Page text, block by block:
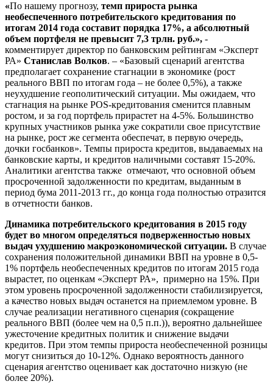
«По нашему прогнозу, темп прироста рынка
необеспеченного потребительского кредитования по
итогам 2014 года составит порядка 17%, а абсолютный
объем портфеля не превысит 7,3 трлн. руб.», -
комментирует директор по банковским рейтингам «Эксперт
РА» Станислав Волков. – «Базовый сценарий агентства
предполагает сохранение стагнации в экономике (рост
реального ВВП по итогам года – не более 0,5%), а также
неухудшение геополитический ситуации. Мы ожидаем, что
стагнация на рынке POS-кредитования сменится плавным
ростом, и за год портфель прирастет на 4-5%. Большинство
крупных участников рынка уже сократили свое присутствие
на рынке, рост же сегмента обеспечат, в первую очередь,
дочки госбанков». Темпы прироста кредитов, выдаваемых на
банковские карты, и кредитов наличными составят 15-20%.
Аналитики агентства также отмечают, что основной объем
просроченной задолженности по кредитам, выданным в
период бума 2011-2013 гг., до конца года полностью отразится
в отчетности банков.
Динамика потребительского кредитования в 2015 году
будет во многом определяться подверженностью новых
выдач ухудшению макроэкономической ситуации. В случае
сохранения положительной динамики ВВП на уровне в 0,5-
1% портфель необеспеченных кредитов по итогам 2015 года
вырастет, по оценкам «Эксперт РА», примерно на 15%. При
этом уровень просроченной задолженности стабилизируется,
а качество новых выдач останется на приемлемом уровне. В
случае реализации негативного сценария (сокращение
реального ВВП (более чем на 0,5 п.п.)), вероятно дальнейшее
ужесточение кредитных политик и снижение выдачи
кредитов. При этом темпы прироста необеспеченной розницы
могут снизиться до 10-12%. Однако вероятность данного
сценария агентство оценивает как достаточно низкую (не
более 20%).